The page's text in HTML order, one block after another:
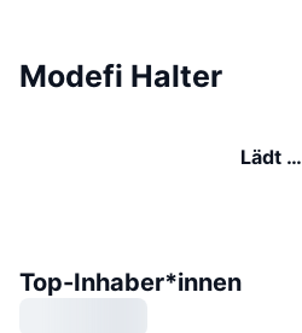
Modefi Halter
Lädt …
Top-Inhaber*innen